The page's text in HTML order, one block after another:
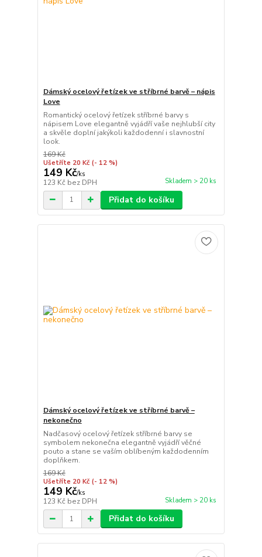
Dámský ocelový řetízek ve stříbrné barvě – nápis
Love
Romantický ocelový řetízek stříbrné barvy s
nápisem Love elegantně vyjádří vaše nejhlubší city
a skvěle doplní jakýkoli každodenní i slavnostní
look.
169 Kč
Ušetříte 20 Kč (- 12 %)
149 Kč/ks
123 Kč bez DPH Skladem > 20 ks
Přidat do košíku
Dámský ocelový řetízek ve stříbrné barvě –
nekonečno
Nadčasový ocelový řetízek stříbrné barvy se
symbolem nekonečna elegantně vyjádří věčné
pouto a stane se vaším oblíbeným každodenním
doplňkem.
169 Kč
Ušetříte 20 Kč (- 12 %)
149 Kč/ks
123 Kč bez DPH Skladem > 20 ks
Přidat do košíku